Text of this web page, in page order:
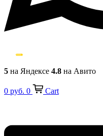
5 на Яндексе 4.8 на Авито
0 руб. 0 Cart